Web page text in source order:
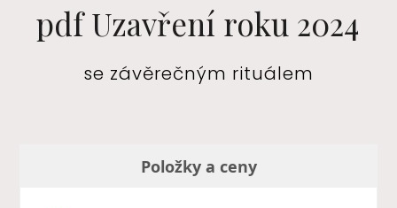
pdf Uzavření roku 2024
se závěrečným rituálem
Položky a ceny